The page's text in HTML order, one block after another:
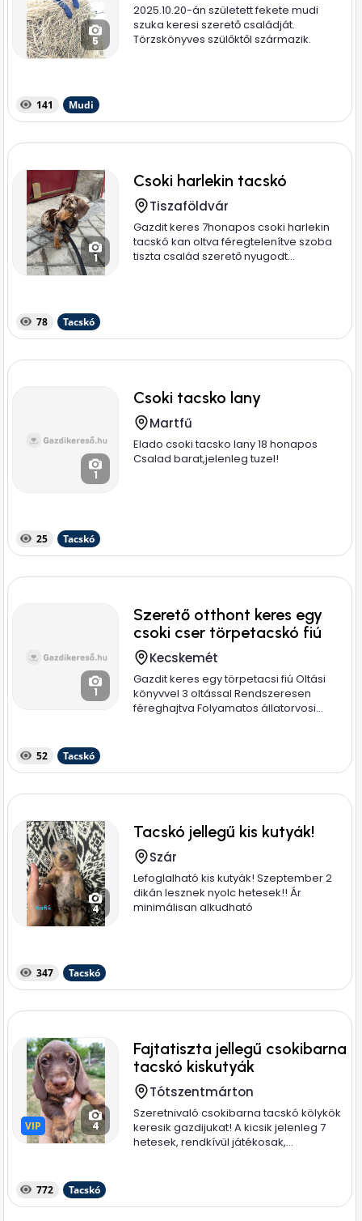
5
2025.10.20-án született fekete mudi
szuka keresi szerető családját.
Törzskönyves szülőktől származik.
141 Mudi
1
Csoki harlekin tacskó
Tiszaföldvár
Gazdit keres 7honapos csoki harlekin
tacskó kan oltva féregtelenítve szoba
tiszta család szerető nyugodt...
78 Tacskó
1
Csoki tacsko lany
Martfű
Elado csoki tacsko lany 18 honapos
Csalad barat,jelenleg tuzel!
25 Tacskó
1
Szerető otthont keres egy
csoki cser törpetacskó fiú
Kecskemét
Gazdit keres egy törpetacsi fiú Oltási
könyvvel 3 oltással Rendszeresen
féreghajtva Folyamatos állatorvosi...
52 Tacskó
4
Tacskó jellegű kis kutyák!
Szár
Lefoglalható kis kutyák! Szeptember 2
dikán lesznek nyolc hetesek!! Ár
minimálisan alkudható
347 Tacskó
VIP
VIP 4
Fajtatiszta jellegű csokibarna
tacskó kiskutyák
Tótszentmárton
Szeretnivaló csokibarna tacskó kölykök
keresik gazdijukat! A kicsik jelenleg 7
hetesek, rendkívül játékosak,...
772 Tacskó